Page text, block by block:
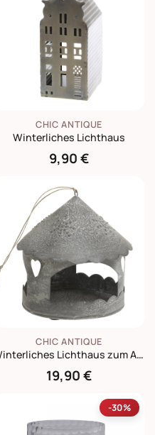
CHIC ANTIQUE
Winterliches Lichthaus
9,90 €
CHIC ANTIQUE
Winterliches Lichthaus zum Aufhängen Rund
19,90 €
-30%